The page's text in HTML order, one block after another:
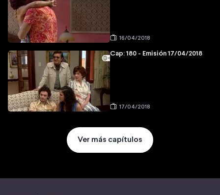
16/04/2018
Cap: 180 - Emisión 17/04/2018
17/04/2018
Ver más capítulos